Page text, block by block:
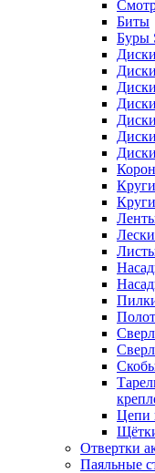
Биты
Буры
Цепи
Отвертки
Паяльные